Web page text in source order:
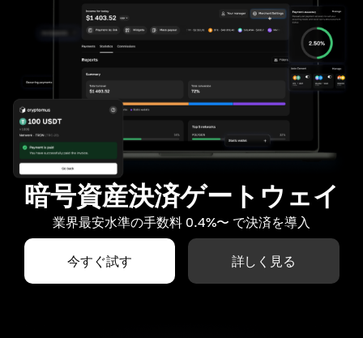
暗号資産決済ゲートウェイ
業界最安水準の手数料 0.4%〜 で決済を導入
今すぐ試す 詳しく見る